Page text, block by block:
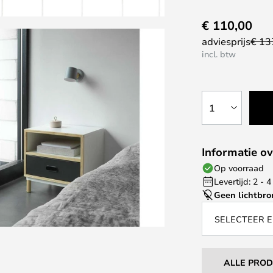
€ 110,00
adviesprijs€
incl. btw
1
Informatie
Op voorraad
Levertijd: 2 -
Geen
SELECTEER
ALLE